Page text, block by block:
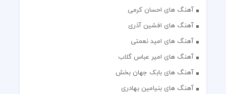
آهنگ های احسان کرمی
آهنگ های افشین آذری
آهنگ های امید نعمتی
آهنگ های امیر عباس گلاب
آهنگ های بابک جهان بخش
آهنگ های بنیامین بهادری